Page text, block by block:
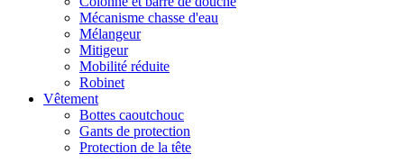
Mécanisme chasse d'eau
Mélangeur
Mitigeur
Mobilité réduite
Robinet
Vêtement
Bottes caoutchouc
Gants de protection
Protection de la tête